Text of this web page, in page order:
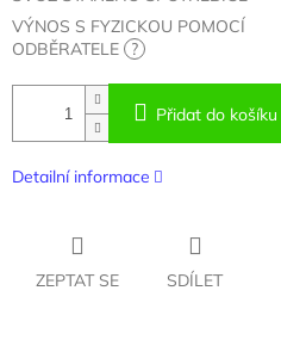
VÝNOS S FYZICKOU POMOCÍ
ODBĚRATELE
?
Přidat do košíku
Detailní informace
ZEPTAT SE SDÍLET